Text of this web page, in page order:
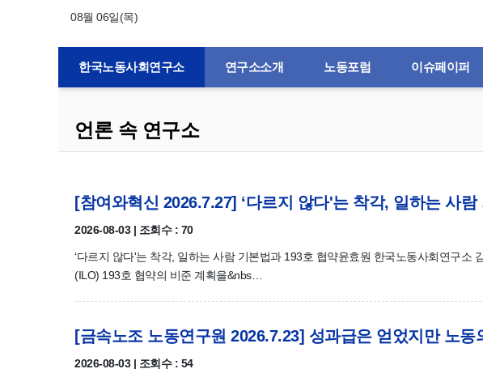
08월 06일(목)
한국노동사회연구소 연구소소개 노동포럼 이슈페이퍼
언론 속 연구소
[참여와혁신 2026.7.27] ‘다르지 않다'는 착각, 일하는 사
2026-08-03 | 조회수 : 70
‘다르지 않다'는 착각, 일하는 사람 기본법과 193호 협약윤효원 한국노동사회연구소
(ILO) 193호 협약의 비준 계획을&nbs…
[금속노조 노동연구원 2026.7.23] 성과급은 얻었지만 노
2026-08-03 | 조회수 : 54